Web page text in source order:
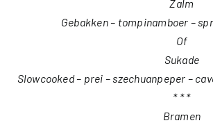
Zalm
Gebakken – tompinamboer –
Of
Sukade
Slowcooked – prei – szechuanpeper –
* * *
Bramen